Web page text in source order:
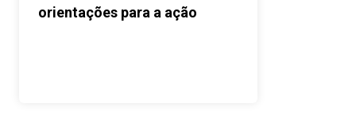
orientações para a ação